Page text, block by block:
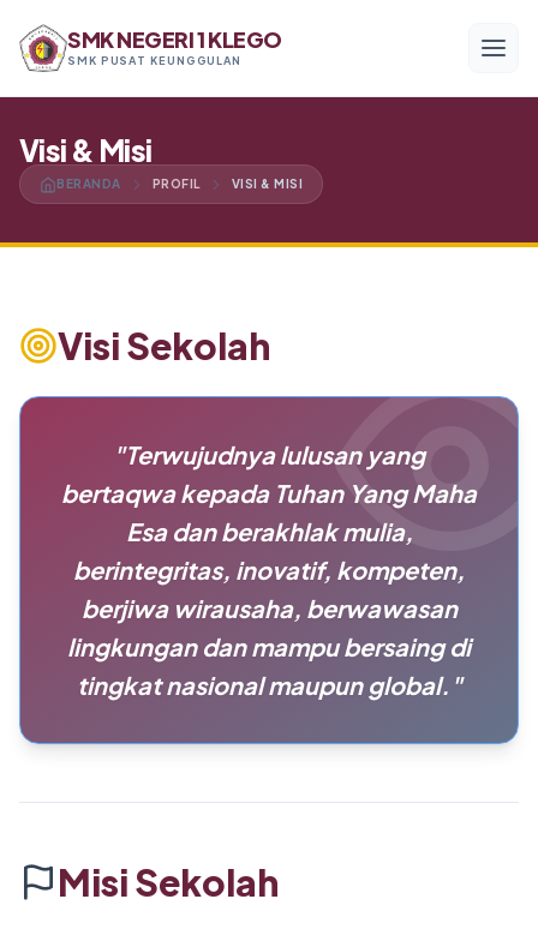
SMK NEGERI 1 KLEGO
SMK PUSAT KEUNGGULAN
Menu Utama
Beranda
Program Keahlian
Akademik
Kesiswaan
Alumni
Berita
Kontak
Visi & Misi
BERANDA PROFIL VISI & MISI
Visi Sekolah
"Terwujudnya lulusan yang
bertaqwa kepada Tuhan Yang Maha
Esa dan berakhlak mulia,
berintegritas, inovatif, kompeten,
berjiwa wirausaha, berwawasan
lingkungan dan mampu bersaing di
tingkat nasional maupun global."
Misi Sekolah